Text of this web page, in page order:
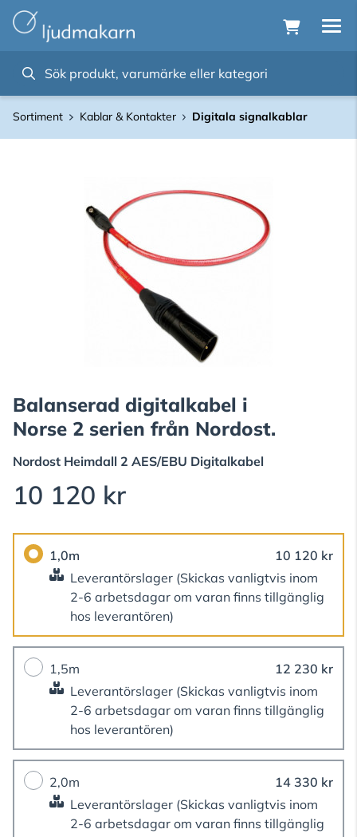
Sortiment Kablar & Kontakter Digitala signalkablar
Balanserad digitalkabel i
Norse 2 serien från Nordost.
Nordost Heimdall 2 AES/EBU Digitalkabel
10 120 kr
1,0m
10 120 kr
Leverantörslager (Skickas vanligtvis inom
2-6 arbetsdagar om varan finns tillgänglig
hos leverantören)
1,5m
12 230 kr
Leverantörslager (Skickas vanligtvis inom
2-6 arbetsdagar om varan finns tillgänglig
hos leverantören)
2,0m
14 330 kr
Leverantörslager (Skickas vanligtvis inom
2-6 arbetsdagar om varan finns tillgänglig